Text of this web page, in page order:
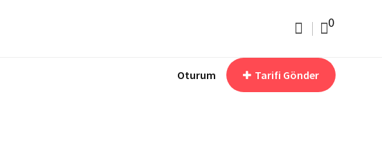
0
Oturum Tarifi Gönder